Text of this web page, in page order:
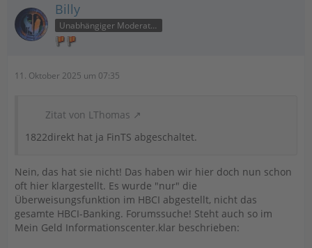
Billy
Unabhängiger Moderator
11. Oktober 2025 um 07:35
Zitat von LThomas
1822direkt hat ja FinTS abgeschaltet.
Nein, das hat sie nicht! Das haben wir hier doch nun schon
oft hier klargestellt. Es wurde "nur" die
Überweisungsfunktion im HBCI abgestellt, nicht das
gesamte HBCI-Banking. Forumssuche! Steht auch so im
Mein Geld Informationscenter.klar beschrieben: